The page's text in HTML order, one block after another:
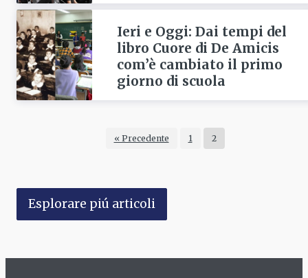
Ieri e Oggi: Dai tempi del
libro Cuore di De Amicis
com’è cambiato il primo
giorno di scuola
« Precedente 1 2
Esplorare piú articoli